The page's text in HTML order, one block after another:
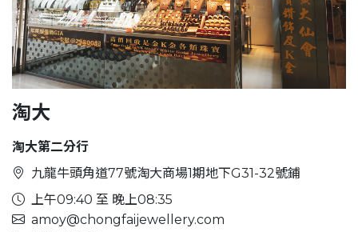
淘大
淘大第二分行
九龍牛頭角道77號淘大商場1期地下G31-32號鋪
上午09:40 至 晚上08:35
amoy@chongfaijewellery.com